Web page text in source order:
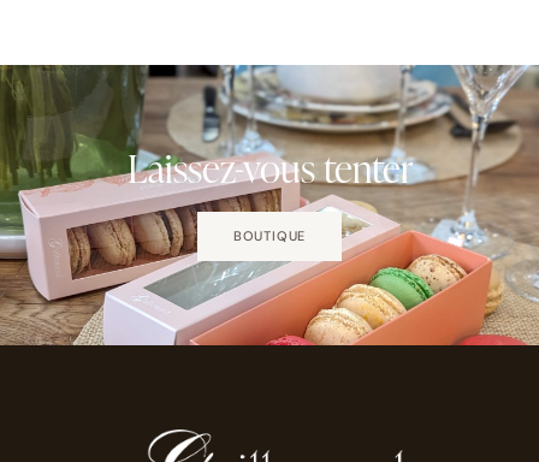
Laissez-vous tenter
BOUTIQUE